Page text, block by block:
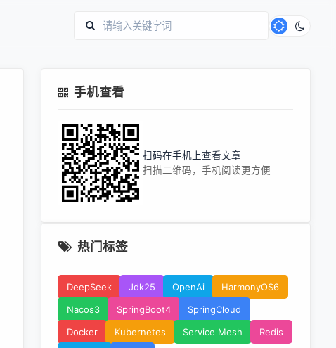
手机查看
扫码在手机上查看文章
扫描二维码，手机阅读更方便
热门标签
DeepSeek Jdk25 OpenAi
HarmonyOS6
Nacos3
SpringBoot4
SpringCloud
Docker
Kubernetes Service Mesh
Redis